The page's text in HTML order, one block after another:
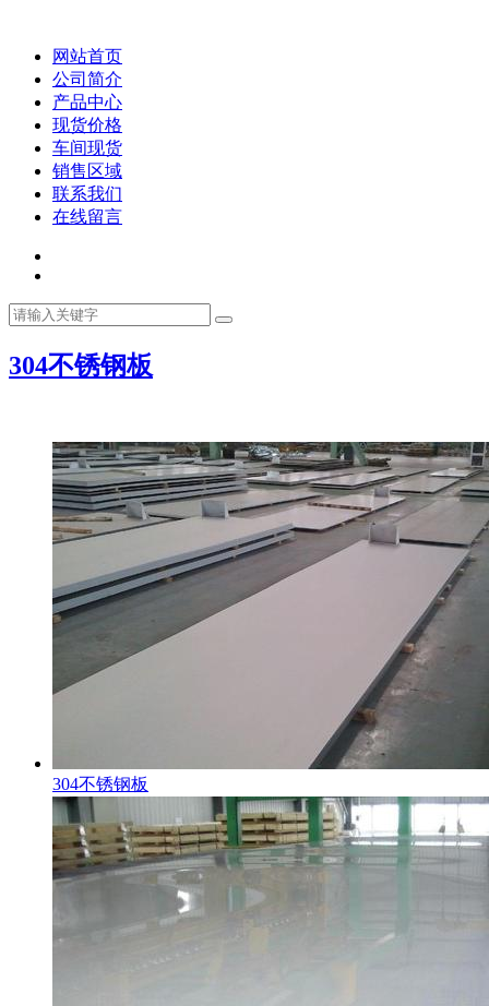
网站首页
公司简介
产品中心
现货价格
车间现货
销售区域
联系我们
在线留言
304不锈钢板
304不锈钢板